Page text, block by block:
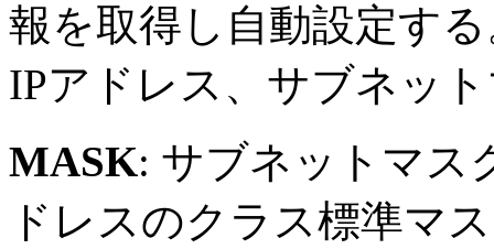
報を取得し自動設定す
IPアドレス、サブネッ
MASK: サブネットマス
ドレスのクラス標準マ